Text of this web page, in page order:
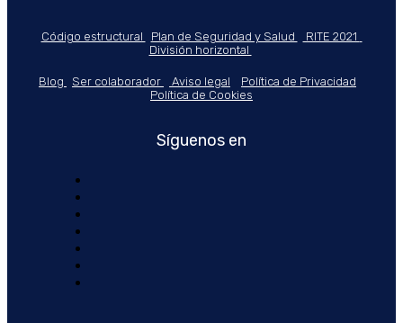
Código estructural Plan de Seguridad y Salud
RITE 2021
División horizontal
Blog Ser colaborador Aviso legal
Política de Privacidad
Política de Cookies
Síguenos en